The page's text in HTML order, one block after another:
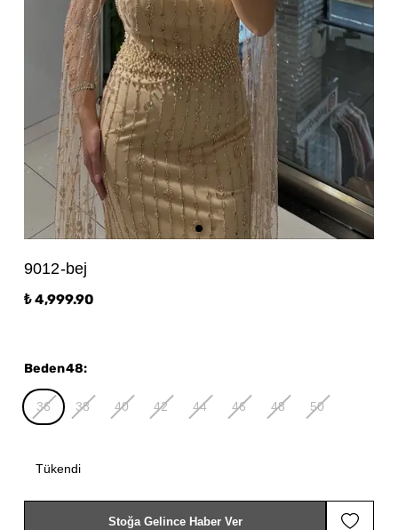
9012-bej
₺ 4,999.90
Beden48:
36 38 40 42 44 46 48 50
Tükendi
Stoğa Gelince Haber Ver